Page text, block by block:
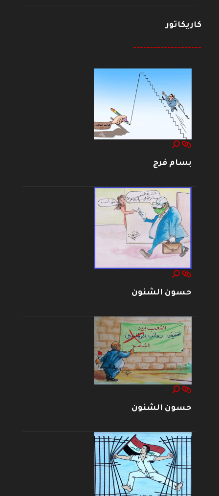
كاريكاتور
--------------------
بسام فرج
حسون الشنون
حسون الشنون